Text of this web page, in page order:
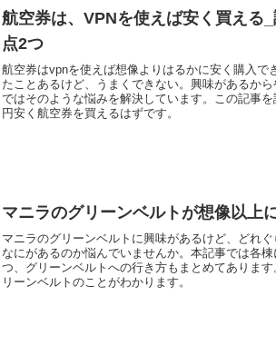
航空券は、VPNを使えば安く買える
点2つ
航空券はvpnを使えば想像よりはるかに安く購入で
たことあるけど、うまくできない。興味があるか
ではそのような悩みを解決しています。この記事
円安く航空券を買えるはずです。
マニラのグリーンベルトが想像以上
マニラのグリーンベルトに興味があるけど、どれ
なにがあるのか悩んでいませんか。本記事では各
つ、グリーンベルトへの行き方もまとめてありま
リーンベルトのことがわかります。